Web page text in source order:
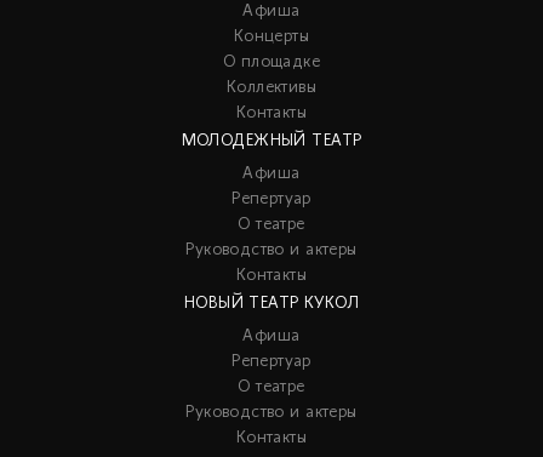
Афиша
Концерты
О площадке
Коллективы
Контакты
МОЛОДЕЖНЫЙ ТЕАТР
Афиша
Репертуар
О театре
Руководство и актеры
Контакты
НОВЫЙ ТЕАТР КУКОЛ
Афиша
Репертуар
О театре
Руководство и актеры
Контакты